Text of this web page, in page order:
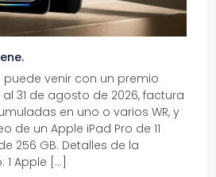
puede venir con un premio
al 31 de agosto de 2026, factura
en uno o varios WR, y
de un Apple iPad Pro de 11
256 GB. Detalles de la
Apple […]